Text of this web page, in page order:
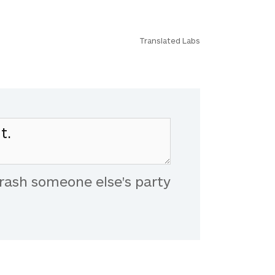
Translated Labs
someone else's party